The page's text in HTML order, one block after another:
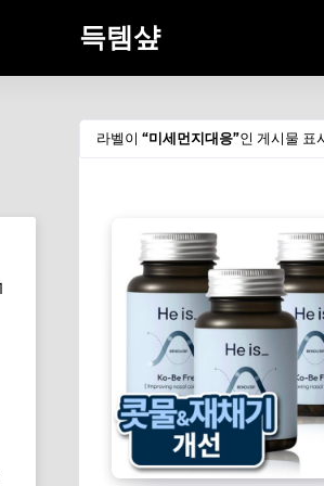
득템샾
라벨이 미세먼지대응 인 게시물 표